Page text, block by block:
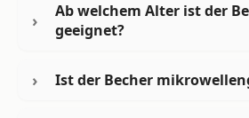
Ab welchem Alter ist der
geeignet?
Ist der Becher